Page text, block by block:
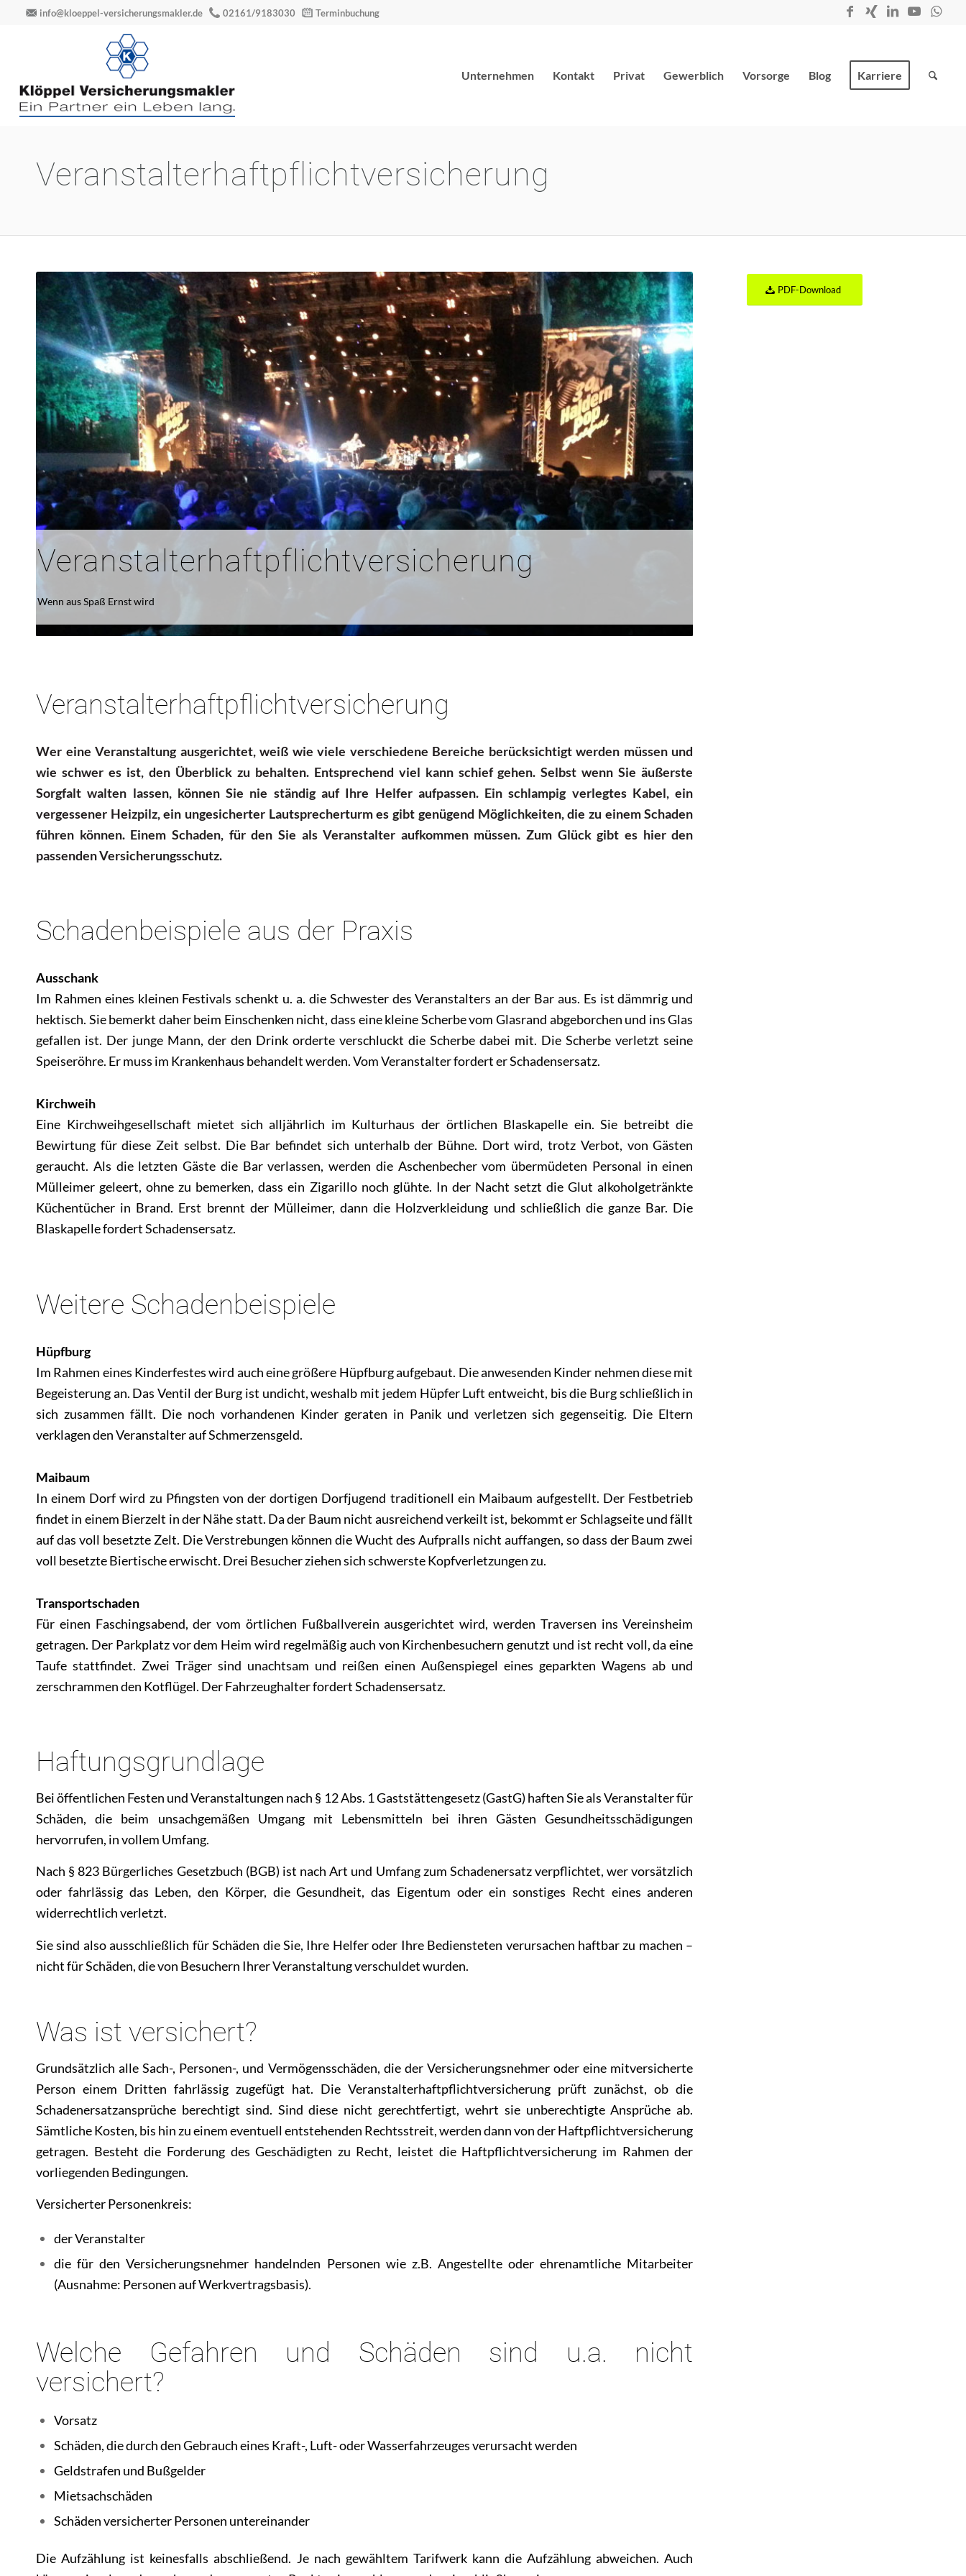
info@kloeppel-versicherungsmakler.de 02161/9183030 Terminbuchung
Unternehmen Kontakt Privat Gewerblich Vorsorge Blog Karriere
Veranstalterhaftpflichtversicherung
Veranstalterhaftpflichtversicherung
Wenn aus Spaß Ernst wird
Veranstalterhaftpflichtversicherung
Wer eine Veranstaltung ausgerichtet, weiß wie viele verschiedene Bereiche berücksichtigt werden müssen und
wie schwer es ist, den Überblick zu behalten. Entsprechend viel kann schief gehen. Selbst wenn Sie äußerste
Sorgfalt walten lassen, können Sie nie ständig auf Ihre Helfer aufpassen. Ein schlampig verlegtes Kabel, ein
vergessener Heizpilz, ein ungesicherter Lautsprecherturm es gibt genügend Möglichkeiten, die zu einem Schaden
führen können. Einem Schaden, für den Sie als Veranstalter aufkommen müssen. Zum Glück gibt es hier den
passenden Versicherungsschutz.
Schadenbeispiele aus der Praxis
Ausschank
Im Rahmen eines kleinen Festivals schenkt u. a. die Schwester des Veranstalters an der Bar aus. Es ist dämmrig und
hektisch. Sie bemerkt daher beim Einschenken nicht, dass eine kleine Scherbe vom Glasrand abgeborchen und ins Glas
gefallen ist. Der junge Mann, der den Drink orderte verschluckt die Scherbe dabei mit. Die Scherbe verletzt seine
Speiseröhre. Er muss im Krankenhaus behandelt werden. Vom Veranstalter fordert er Schadensersatz.
Kirchweih
Eine Kirchweihgesellschaft mietet sich alljährlich im Kulturhaus der örtlichen Blaskapelle ein. Sie betreibt die
Bewirtung für diese Zeit selbst. Die Bar befindet sich unterhalb der Bühne. Dort wird, trotz Verbot, von Gästen
geraucht. Als die letzten Gäste die Bar verlassen, werden die Aschenbecher vom übermüdeten Personal in einen
Mülleimer geleert, ohne zu bemerken, dass ein Zigarillo noch glühte. In der Nacht setzt die Glut alkoholgetränkte
Küchentücher in Brand. Erst brennt der Mülleimer, dann die Holzverkleidung und schließlich die ganze Bar. Die
Blaskapelle fordert Schadensersatz.
Weitere Schadenbeispiele
Hüpfburg
Im Rahmen eines Kinderfestes wird auch eine größere Hüpfburg aufgebaut. Die anwesenden Kinder nehmen diese mit
Begeisterung an. Das Ventil der Burg ist undicht, weshalb mit jedem Hüpfer Luft entweicht, bis die Burg schließlich in
sich zusammen fällt. Die noch vorhandenen Kinder geraten in Panik und verletzen sich gegenseitig. Die Eltern
verklagen den Veranstalter auf Schmerzensgeld.
Maibaum
In einem Dorf wird zu Pfingsten von der dortigen Dorfjugend traditionell ein Maibaum aufgestellt. Der Festbetrieb
findet in einem Bierzelt in der Nähe statt. Da der Baum nicht ausreichend verkeilt ist, bekommt er Schlagseite und fällt
auf das voll besetzte Zelt. Die Verstrebungen können die Wucht des Aufpralls nicht auffangen, so dass der Baum zwei
voll besetzte Biertische erwischt. Drei Besucher ziehen sich schwerste Kopfverletzungen zu.
Transportschaden
Für einen Faschingsabend, der vom örtlichen Fußballverein ausgerichtet wird, werden Traversen ins Vereinsheim
getragen. Der Parkplatz vor dem Heim wird regelmäßig auch von Kirchenbesuchern genutzt und ist recht voll, da eine
Taufe stattfindet. Zwei Träger sind unachtsam und reißen einen Außenspiegel eines geparkten Wagens ab und
zerschrammen den Kotflügel. Der Fahrzeughalter fordert Schadensersatz.
Haftungsgrundlage
Bei öffentlichen Festen und Veranstaltungen nach § 12 Abs. 1 Gaststättengesetz (GastG) haften Sie als Veranstalter für
Schäden, die beim unsachgemäßen Umgang mit Lebensmitteln bei ihren Gästen Gesundheitsschädigungen
hervorrufen, in vollem Umfang.
Nach § 823 Bürgerliches Gesetzbuch (BGB) ist nach Art und Umfang zum Schadenersatz verpflichtet, wer vorsätzlich
oder fahrlässig das Leben, den Körper, die Gesundheit, das Eigentum oder ein sonstiges Recht eines anderen
widerrechtlich verletzt.
Sie sind also ausschließlich für Schäden die Sie, Ihre Helfer oder Ihre Bediensteten verursachen haftbar zu machen –
nicht für Schäden, die von Besuchern Ihrer Veranstaltung verschuldet wurden.
Was ist versichert?
Grundsätzlich alle Sach-, Personen-, und Vermögensschäden, die der Versicherungsnehmer oder eine mitversicherte
Person einem Dritten fahrlässig zugefügt hat. Die Veranstalterhaftpflichtversicherung prüft zunächst, ob die
Schadenersatzansprüche berechtigt sind. Sind diese nicht gerechtfertigt, wehrt sie unberechtigte Ansprüche ab.
Sämtliche Kosten, bis hin zu einem eventuell entstehenden Rechtsstreit, werden dann von der Haftpflichtversicherung
getragen. Besteht die Forderung des Geschädigten zu Recht, leistet die Haftpflichtversicherung im Rahmen der
vorliegenden Bedingungen.
Versicherter Personenkreis:
der Veranstalter
die für den Versicherungsnehmer handelnden Personen wie z.B. Angestellte oder ehrenamtliche Mitarbeiter
(Ausnahme: Personen auf Werkvertragsbasis).
Welche Gefahren und Schäden sind u.a. nicht
versichert?
Vorsatz
Schäden, die durch den Gebrauch eines Kraft-, Luft- oder Wasserfahrzeuges verursacht werden
Geldstrafen und Bußgelder
Mietsachschäden
Schäden versicherter Personen untereinander
Die Aufzählung ist keinesfalls abschließend. Je nach gewähltem Tarifwerk kann die Aufzählung abweichen. Auch
PDF-Download